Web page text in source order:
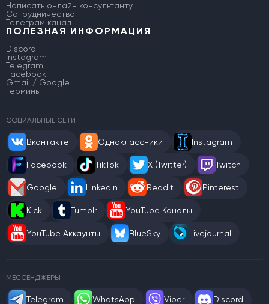
Написать онлайн консультанту
Сотрудничество
Телеграм канал
ПОЛЕЗНАЯ ИНФОРМАЦИЯ
Discord
Instagram
Telegram
Facebook
Gmail / Google
Термины
СОЦИАЛЬНЫЕ СЕТИ
Вконтакте Одноклассники Instagram
Facebook TikTok X (Twitter) Twitch
Google LinkedIn Reddit Pinterest
Kick Tumblr YouTube Каналы
YouTube Аккаунты BlueSky Livejournal
МЕССЕНДЖЕРЫ
Telegram WhatsApp Viber Discord